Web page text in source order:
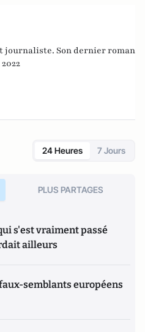
journaliste. Son dernier roman
24 Heures 7 Jours
PLUS PARTAGES
s'est vraiment passé
ailleurs
semblants européens